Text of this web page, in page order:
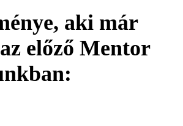
aki már
előző Mentor